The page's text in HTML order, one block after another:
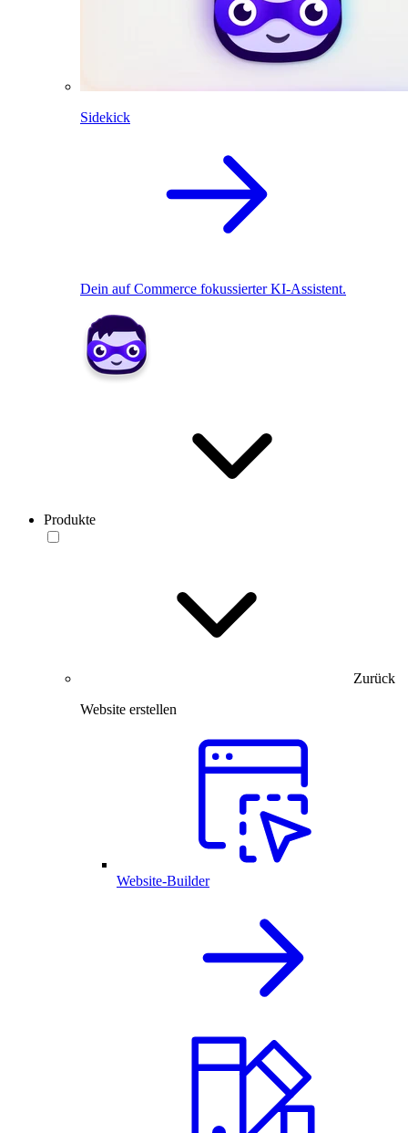
Sidekick
Dein auf Commerce fokussierter KI-Assistent.
Produkte
Zurück
Website erstellen
Website-Builder